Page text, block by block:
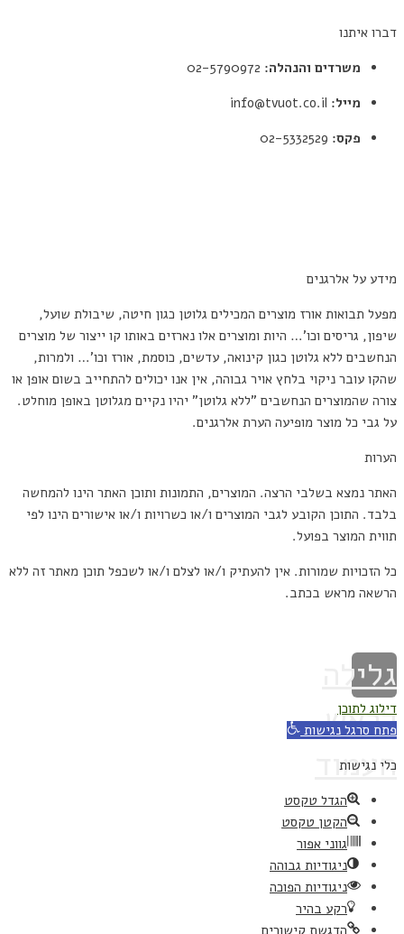
דברו איתנו
משרדים והנהלה:
מייל:
פקס:
מידע על אלרגנים
מפעל תבואות אורז מוצרים המכילים גלוטן כגון חיטה, שיבולת שועל,
שיפון, גריסים וכו'… היות ומוצרים אלו נארזים באותו קו ייצור של מוצרים
הנחשבים ללא גלוטן כגון קינואה, עדשים, כוסמת, אורז וכו'… ולמרות,
שהקו עובר ניקוי בלחץ אויר גבוהה, אין אנו יכולים להתחייב בשום אופן או
צורה שהמוצרים הנחשבים "ללא גלוטן" יהיו נקיים מגלוטן באופן מוחלט.
על גבי כל מוצר מופיעה הערת אלרגנים.
הערות
האתר נמצא בשלבי הרצה. המוצרים, התמונות ותוכן האתר הינו להמחשה
בלבד. התוכן הקובע לגבי המוצרים ו/או כשרויות ו/או אישורים הינו לפי
תווית המוצר בפועל.
כל הזכויות שמורות. אין להעתיק ו/או לצלם ו/או לשכפל תוכן מאתר זה ללא
הרשאה מראש בכתב.
גלילה
לראש
העמוד
דילוג לתוכן
פתח סרגל נגישות
כלי נגישות
הגדל טקסט
הקטן טקסט
גווני אפור
ניגודיות גבוהה
ניגודיות הפוכה
רקע בהיר